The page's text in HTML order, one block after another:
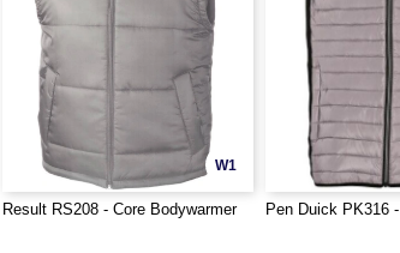
W1
Result RS208 - Core Bodywarmer Pen Duick PK316